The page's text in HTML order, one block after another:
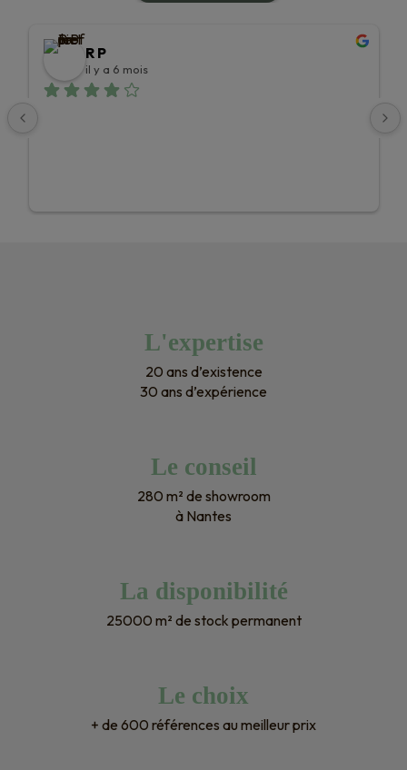
R P
il y a 6 mois
L'expertise
20 ans d’existence
30 ans d’expérience
Le conseil
280 m² de showroom
à Nantes
La disponibilité
25000 m² de stock permanent
Le choix
+ de 600 références au meilleur prix